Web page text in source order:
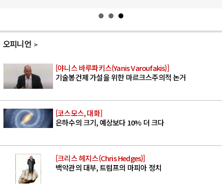
오피니언
[야니스 바루파키스(Yanis Varoufakis)]
기술봉건제 가설을 위한 마르크스주의적 논거
[코스모스, 대화]
은하수의 크기, 예상보다 10% 더 크다
[크리스 헤지스(Chris Hedges)]
백악관의 대부, 트럼프의 마피아 정치